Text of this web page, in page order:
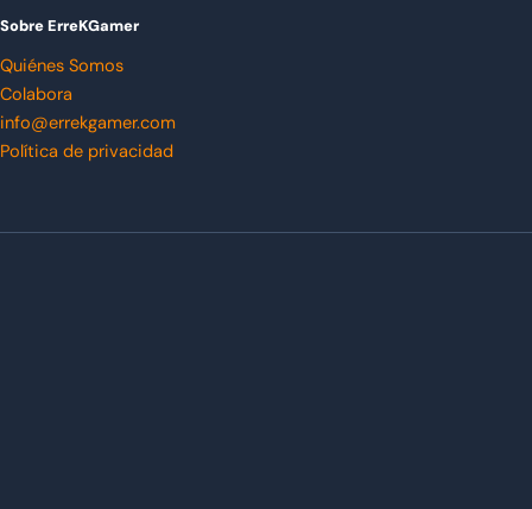
Sobre ErreKGamer
Quiénes Somos
Colabora
info@errekgamer.com
Política de privacidad